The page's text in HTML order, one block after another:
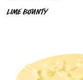
LIME BOUNTY